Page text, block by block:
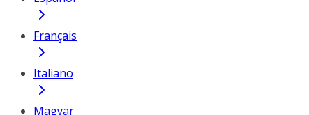
Français
Italiano
Magyar